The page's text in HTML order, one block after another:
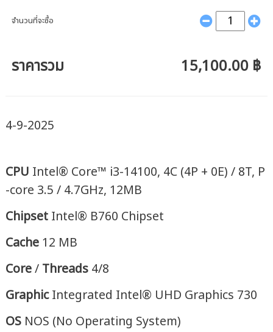
จำนวนที่จะซื้อ
ราคารวม 15,100.00 ฿
4-9-2025
CPU Intel® Core™ i3-14100, 4C (4P + 0E) / 8T, P
-core 3.5 / 4.7GHz, 12MB
Chipset Intel® B760 Chipset
Cache 12 MB
Core/ Threads 4/8
GraphicIntegrated Intel® UHD Graphics 730
OS NOS (No Operating System)